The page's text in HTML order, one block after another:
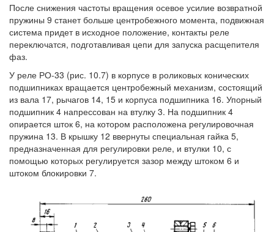
После снижения частоты вращения осевое усилие возвратной
пружины 9 станет больше центробежного момента, подвижная
система придет в исходное положение, контакты реле
переключатся, подготавливая цепи для запуска расщепителя
фаз.
У реле РО-33 (рис. 10.7) в корпусе в роликовых конических
подшипниках вращается центробежный механизм, состоящий
из вала 17, рычагов 14, 15 и корпуса подшипника 16. Упорный
подшипник 4 напрессован на втулку 3. На подшипник 4
опирается шток 6, на котором расположена регулировочная
пружина 13. В крышку 12 ввернуты специальная гайка 5,
предназначенная для регулировки реле, и втулки 10, с
помощью которых регулируется зазор между штоком 6 и
штоком блокировки 7.